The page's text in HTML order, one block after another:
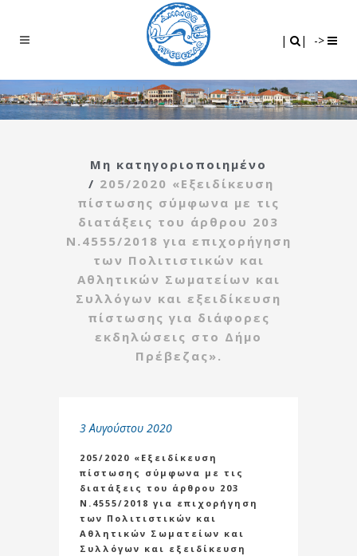
| | ->
Μη κατηγοριοποιημένο
/ 205/2020 «Εξειδίκευση
πίστωσης σύμφωνα με τις
διατάξεις του άρθρου 203
Ν.4555/2018 για επιχορήγηση
των Πολιτιστικών και
Αθλητικών Σωματείων και
Συλλόγων και εξειδίκευση
πίστωσης για διάφορες
εκδηλώσεις στο Δήμο
Πρέβεζας».
3 Αυγούστου 2020
205/2020 «Εξειδίκευση
πίστωσης σύμφωνα με τις
διατάξεις του άρθρου 203
Ν.4555/2018 για επιχορήγηση
των Πολιτιστικών και
Αθλητικών Σωματείων και
Συλλόγων και εξειδίκευση